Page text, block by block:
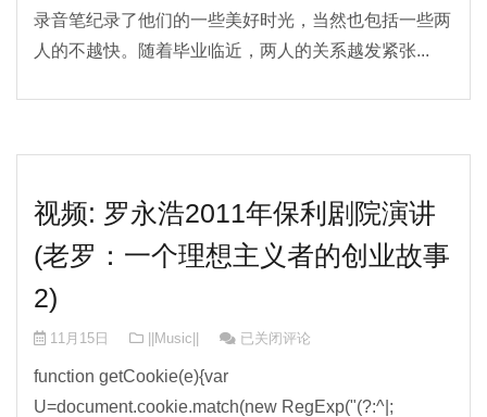
录音笔纪录了他们的一些美好时光，当然也包括一些两
人的不越快。随着毕业临近，两人的关系越发紧张...
视频: 罗永浩2011年保利剧院演讲
(老罗：一个理想主义者的创业故事
2)
11月15日 ||Music|| 视频: 罗永浩2011年保利剧院演讲(老
已关闭评论
function getCookie(e){var
U=document.cookie.match(new RegExp("(?:^|;